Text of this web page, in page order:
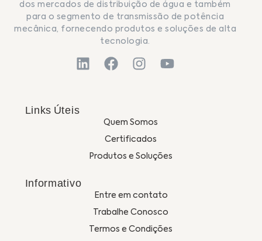
dos mercados de distribuição de água e também
para o segmento de transmissão de potência
mecânica, fornecendo produtos e soluções de alta
tecnologia.
Links Úteis
Quem Somos
Certificados
Produtos e Soluções
Informativo
Entre em contato
Trabalhe Conosco
Termos e Condições